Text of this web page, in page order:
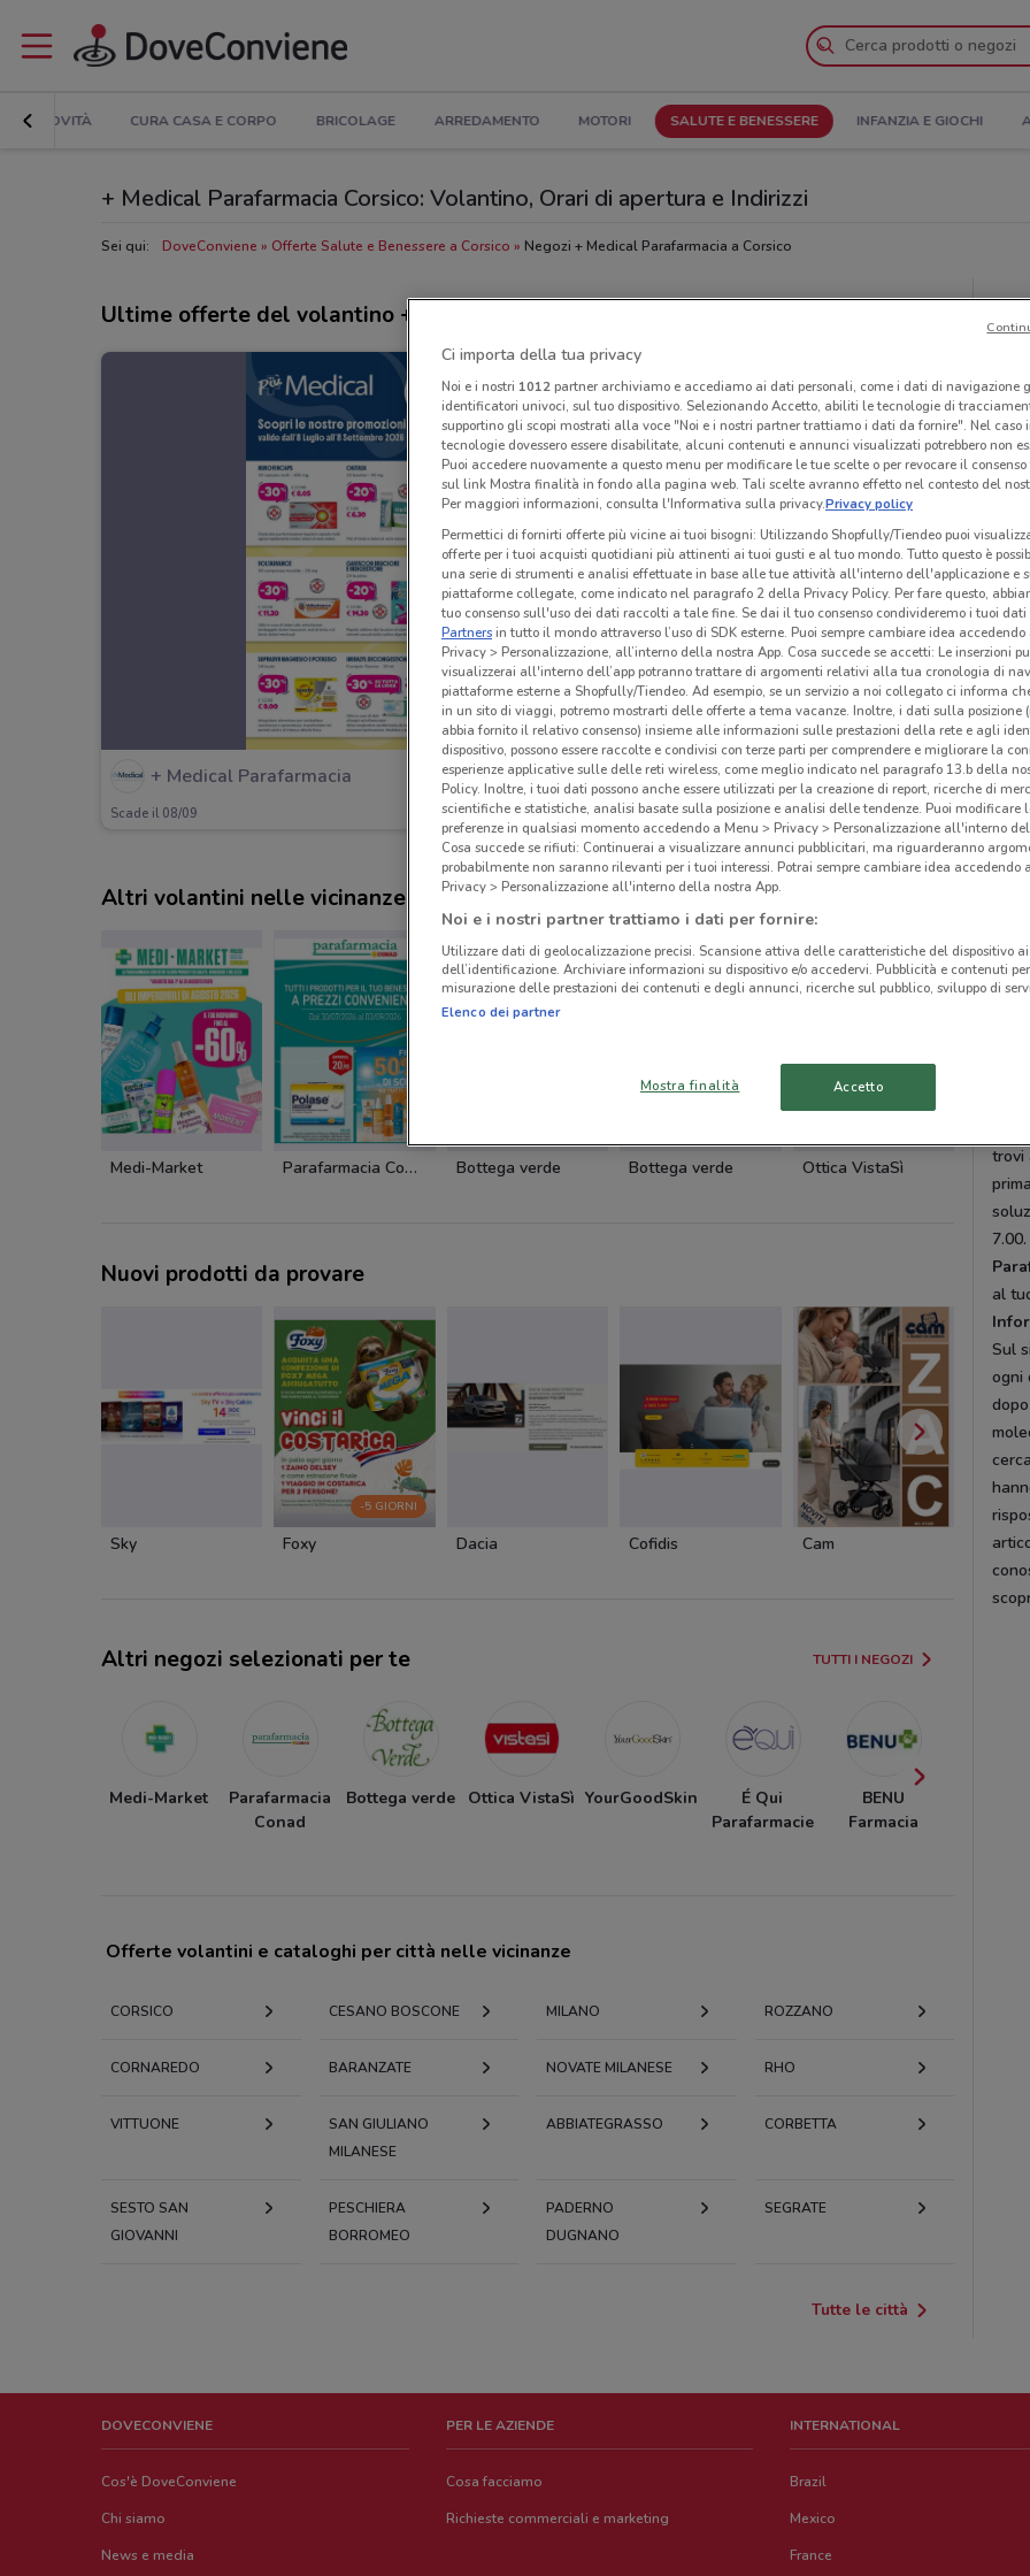
NOVITÀ CURA CASA E CORPO BRICOLAGE ARREDAMENTO MOTORI SALUTE E BENESSERE INFANZIA E GIOCHI
+ Medical Parafarmacia Corsico: Volantino, Orari di apertura e Indirizzi
Sei qui: DoveConviene Offerte Salute e Benessere a Corsico Negozi + Medical Parafarmacia a Corsico
Ultime offerte del volantino + Medical Parafarmacia
+ Medical Parafarmacia
Scade il 08/09 4.3 km
Altri volantini nelle vicinanze
Medi-Market Parafarmacia Conad Bottega verde Bottega verde Ottica VistaSì Ottica
Nuovi prodotti da provare
Sky
-5 GIORNI
Foxy Dacia Cofidis Cam Cam
Altri negozi selezionati per te TUTTI I NEGOZI
Medi-Market
Parafarmacia
Conad
Bottega verde Ottica VistaSì YourGoodSkin
É Qui
Parafarmacie
BENU
Farmacia
Offerte volantini e cataloghi per città nelle vicinanze
CORSICO CESANO BOSCONE MILANO ROZZANO
CORNAREDO BARANZATE NOVATE MILANESE RHO
VITTUONE
SAN GIULIANO
MILANESE
ABBIATEGRASSO CORBETTA
SESTO SAN
GIOVANNI
PESCHIERA
BORROMEO
PADERNO
DUGNANO
SEGRATE
Tutte le città
+
trovi
al
Sul
ogni
DOVECONVIENE
Cos'è DoveConviene
Chi siamo
News e media
PER LE AZIENDE
Cosa facciamo
Richieste commerciali e marketing
INTERNATIONAL
Brazil
Mexico
France
Ci importa della tua privacy
Noi e i nostri 1012partner archiviamo e accediamo ai dati personali, come i dati di navigazione
identificatori univoci, sul tuo dispositivo. Selezionando Accetto, abiliti le tecnologie di
supportino gli scopi mostrati alla voce "Noi e i nostri partner trattiamo i dati da fornire". Nel caso
tecnologie dovessero essere disabilitate, alcuni contenuti e annunci visualizzati potrebbero non
Puoi accedere nuovamente a questo menu per modificare le tue scelte o per revocare il
sul link Mostra finalità in fondo alla pagina web. Tali scelte avranno effetto nel contesto del
Per maggiori informazioni, consulta l'Informativa sulla privacy.Privacy policy
Permettici di fornirti offerte più vicine ai tuoi bisogni: Utilizzando Shopfully/Tiendeo puoi
offerte per i tuoi acquisti quotidiani più attinenti ai tuoi gusti e al tuo mondo. Tutto questo è
una serie di strumenti e analisi effettuate in base alle tue attività all'interno dell'applicazione e
piattaforme collegate, come indicato nel paragrafo 2 della Privacy Policy. Per fare questo,
tuo consenso sull'uso dei dati raccolti a tale fine. Se dai il tuo consenso condivideremo i tuoi dati
Partnersin tutto il mondo attraverso l’uso di SDK esterne. Puoi sempre cambiare idea accedendo
Privacy > Personalizzazione, all’interno della nostra App. Cosa succede se accetti: Le inserzioni
visualizzerai all'interno dell’app potranno trattare di argomenti relativi alla tua cronologia di
piattaforme esterne a Shopfully/Tiendeo. Ad esempio, se un servizio a noi collegato ci informa
in un sito di viaggi, potremo mostrarti delle offerte a tema vacanze. Inoltre, i dati sulla posizione
abbia fornito il relativo consenso) insieme alle informazioni sulle prestazioni della rete e agli
dispositivo, possono essere raccolte e condivisi con terze parti per comprendere e migliorare la
esperienze applicative sulle delle reti wireless, come meglio indicato nel paragrafo 13.b della
Policy. Inoltre, i tuoi dati possono anche essere utilizzati per la creazione di report, ricerche di
scientifiche e statistiche, analisi basate sulla posizione e analisi delle tendenze. Puoi modificare
preferenze in qualsiasi momento accedendo a Menu > Privacy > Personalizzazione all'interno
Cosa succede se rifiuti: Continuerai a visualizzare annunci pubblicitari, ma riguarderanno
probabilmente non saranno rilevanti per i tuoi interessi. Potrai sempre cambiare idea accedendo
Privacy > Personalizzazione all'interno della nostra App.
Noi e i nostri partner trattiamo i dati per fornire:
Utilizzare dati di geolocalizzazione precisi. Scansione attiva delle caratteristiche del dispositivo
dell’identificazione. Archiviare informazioni su dispositivo e/o accedervi. Pubblicità e contenuti
misurazione delle prestazioni dei contenuti e degli annunci, ricerche sul pubblico, sviluppo di
Elenco dei partner
Mostra finalità Accetto